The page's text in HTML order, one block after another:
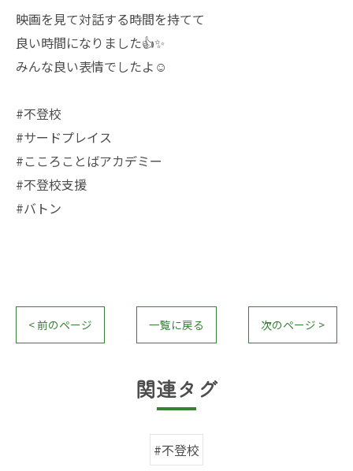
映画を見て対話する時間を持てて
良い時間になりました👍✨
みんな良い表情でしたよ☺️
#不登校
#サードプレイス
#こころことばアカデミー
#不登校支援
#バトン
< 前のページ 一覧に戻る 次のページ >
関連タグ
#不登校